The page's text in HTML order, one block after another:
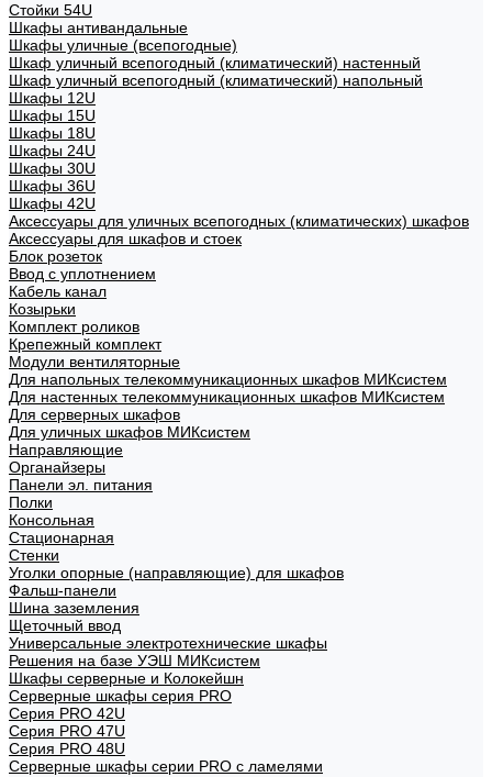
Стойки 54U
Шкафы антивандальные
Шкафы уличные (всепогодные)
Шкаф уличный всепогодный (климатический) настенный
Шкаф уличный всепогодный (климатический) напольный
Шкафы 12U
Шкафы 15U
Шкафы 18U
Шкафы 24U
Шкафы 30U
Шкафы 36U
Шкафы 42U
Аксессуары для уличных всепогодных (климатических) шкафов
Аксессуары для шкафов и стоек
Блок розеток
Ввод с уплотнением
Кабель канал
Козырьки
Комплект роликов
Крепежный комплект
Модули вентиляторные
Для напольных телекоммуникационных шкафов МИКсистем
Для настенных телекоммуникационных шкафов МИКсистем
Для серверных шкафов
Для уличных шкафов МИКсистем
Направляющие
Органайзеры
Панели эл. питания
Полки
Консольная
Стационарная
Стенки
Уголки опорные (направляющие) для шкафов
Фальш-панели
Шина заземления
Щеточный ввод
Универсальные электротехнические шкафы
Решения на базе УЭШ МИКсистем
Шкафы серверные и Колокейшн
Серверные шкафы серия PRO
Серия PRO 42U
Серия PRO 47U
Серия PRO 48U
Серверные шкафы серии PRO с ламелями